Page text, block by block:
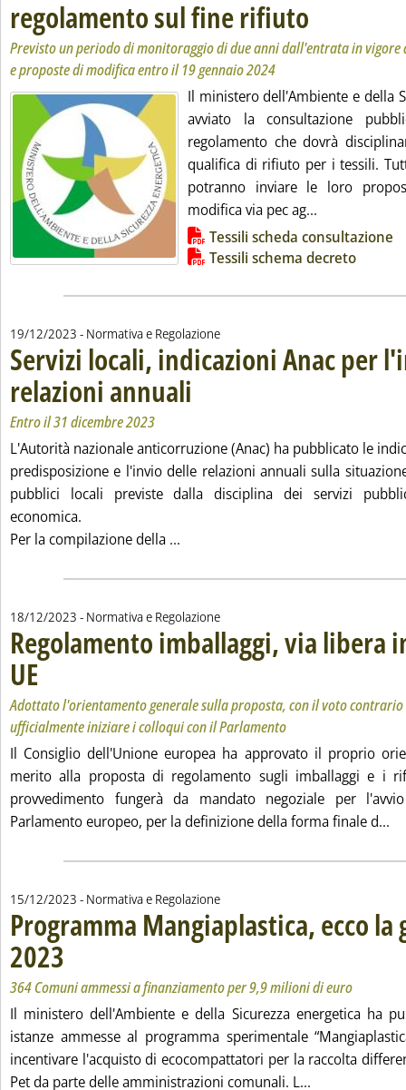
regolamento sul fine rifiuto
Previsto un periodo di monitoraggio di due anni dall'entrata in vigore
e proposte di modifica entro il 19 gennaio 2024
Il ministero dell'Ambiente e della
avviato la consultazione
regolamento che dovrà
qualifica di rifiuto per i tessili.
potranno inviare le loro
modifica via pec ag...
Lista allegati PDF alla notiziaTessili scheda consultazione
Tessili schema decreto
19/12/2023 - Normativa e Regolazione
Servizi locali, indicazioni Anac per
relazioni annuali . Sottotitolo: Entro il 31 dicembre 2023
. Pubblicata martedì 19 dicembre 2023 alle
Entro il 31 dicembre 2023
L'Autorità nazionale anticorruzione (Anac) ha pubblicato le
predisposizione e l'invio delle relazioni annuali sulla
pubblici locali previste dalla disciplina dei servizi
economica.
Per la compilazione della ...
18/12/2023 - Normativa e Regolazione
Regolamento imballaggi, via libera
UE. Sottotitolo: Adottato l'orientamento generale sulla proposta, con il voto contrario
. Pubblicata lunedì 18 dicembre 2023 alle 17.7.
Adottato l'orientamento generale sulla proposta, con il voto
ufficialmente iniziare i colloqui con il Parlamento
Il Consiglio dell'Unione europea ha approvato il proprio
merito alla proposta di regolamento sugli imballaggi e i
provvedimento fungerà da mandato negoziale per
Parlamento europeo, per la definizione della forma finale d...
15/12/2023 - Normativa e Regolazione
Programma Mangiaplastica, ecco
2023 . Sottotitolo: 364 Comuni ammessi a finanziamento per 9,9 milioni di euro
. Pubblicata venerdì 15 dicembre 2023 alle 13.19.
364 Comuni ammessi a finanziamento per 9,9 milioni di euro
Il ministero dell'Ambiente e della Sicurezza energetica ha
istanze ammesse al programma sperimentale
incentivare l'acquisto di ecocompattatori per la raccolta
Pet da parte delle amministrazioni comunali. L...